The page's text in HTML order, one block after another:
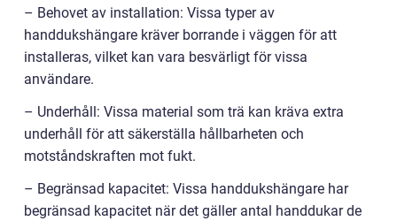
– Behovet av installation: Vissa typer av
handdukshängare kräver borrande i väggen för att
installeras, vilket kan vara besvärligt för vissa
användare.
– Underhåll: Vissa material som trä kan kräva extra
underhåll för att säkerställa hållbarheten och
motståndskraften mot fukt.
– Begränsad kapacitet: Vissa handdukshängare har
begränsad kapacitet när det gäller antal handdukar de